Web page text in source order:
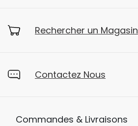
Rechercher un Magasin
Contactez Nous
Commandes & Livraisons